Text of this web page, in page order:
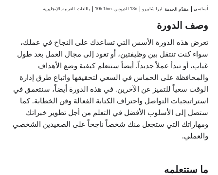
أساسي مقدِّم الخدمة: ليزا شابيرو 136 الدروس ·
10h 16m باللغات: العربية, الإنجليزية
وصف الدورة
تعرض هذه الدورة الأسس التي تساعدك على النجاح في عملك،
سواء كنت تنتقل بين وظيفتين، أو تعود إلى مجال العمل بعد طول
غياب، أو تبدأ عملاً جديداً. أيضاً ستتعلم كيفية وضع الأهداف
والمحافظة على الحماس في السعي لتحقيقها واتباع طرق إدارة
الوقت سعياً للتميز عن الآخرين. في هذه الدورة أيضاً، سنتعمق في
استراتيجيات التواصل واحتراف الكتابة الفعالة وفن الخطابة. كما
ستصل إلى الأسلوب الأفضل في التعلم من أجل تطوير خبراتك
ومهاراتك التي ستجعل منك شخصاً ناجحاً على الصعيدين الشخصي
والعملي.
ما ستتعلمه